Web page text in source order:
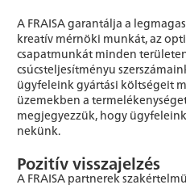
A FRAISA garantálja a
kreatív mérnöki munkát, az
csapatmunkát minden
csúcsteljesítményu
ügyfeleink gyártási költségeit
üzemekben a
megjegyezzük, hogy
nekünk.
Pozitív visszajelzés
A FRAISA partnerek